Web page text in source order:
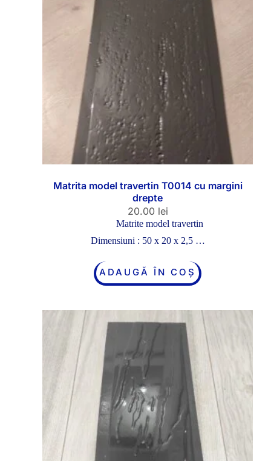
Matrita model travertin T0014 cu margini
drepte
20.00 lei
Matrite model travertin
Dimensiuni : 50 x 20 x 2,5 …
ADAUGĂ ÎN COȘ